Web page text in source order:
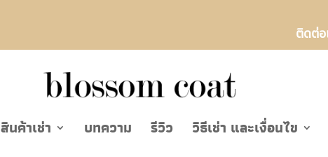
ติดต่อ
สินค้าเช่า บทความ รีวิว วิธีเช่า และเงื่อนไข